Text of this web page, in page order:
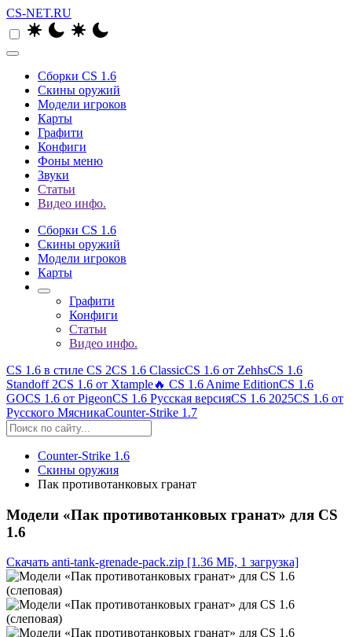
CS-NET.RU
Сборки CS 1.6
Скины оружий
Модели игроков
Карты
Графити
Конфиги
Фоны меню
Звуки
Статьи
Видео инфо.
Сборки CS 1.6
Скины оружий
Модели игроков
Карты
Графити
Конфиги
Статьи
Видео инфо.
CS 1.6 в стиле CS 2CS 1.6 ClassicCS 1.6 от ZehhsCS 1.6
Standoff 2CS 1.6 от Xtample🔥 CS 1.6 Anime EditionCS 1.6
GOCS 1.6 от PigeonCS 1.6 Русская версияCS 1.6 2025CS 1.6 от
Русского МясникаCounter-Strike 1.7
Counter-Strike 1.6
Скины оружия
Пак противотанковых гранат
Модели «Пак противотанковых гранат» для CS
1.6
Скачать anti-tank-grenade-pack.zip [1.36 МБ, 1 загрузка]